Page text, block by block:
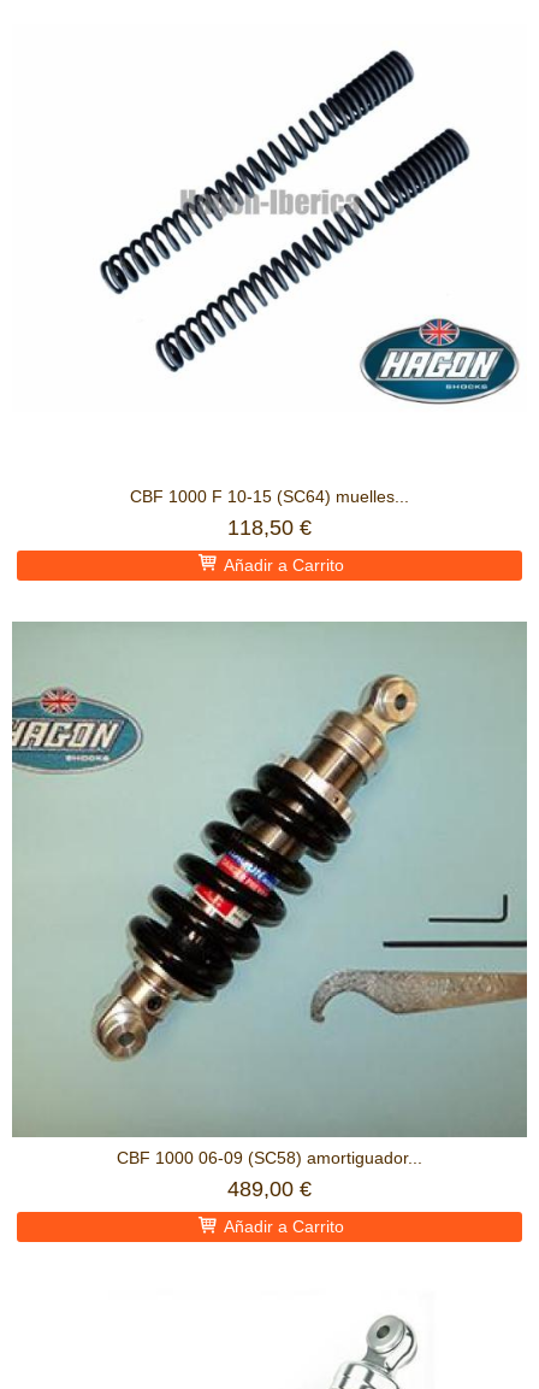
CBF 1000 F 10-15 (SC64) muelles...
118,50 €
Añadir a Carrito
CBF 1000 06-09 (SC58) amortiguador...
489,00 €
Añadir a Carrito